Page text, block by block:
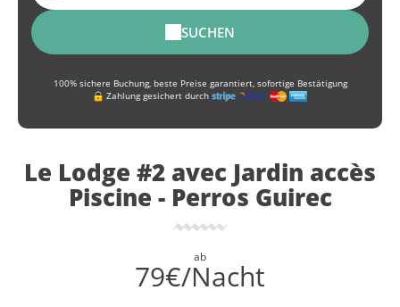
SUCHEN
100% sichere Buchung, beste Preise garantiert, sofortige Bestätigung
Zahlung gesichert durch
Le Lodge #2 avec Jardin accès
Piscine - Perros Guirec
ab
79€/Nacht